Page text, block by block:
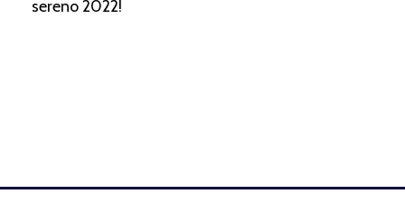
sereno 2022!